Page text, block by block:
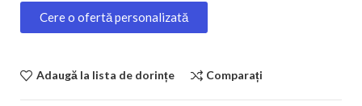
Cere o ofertă personalizată
Adaugă la lista de dorințe Comparați